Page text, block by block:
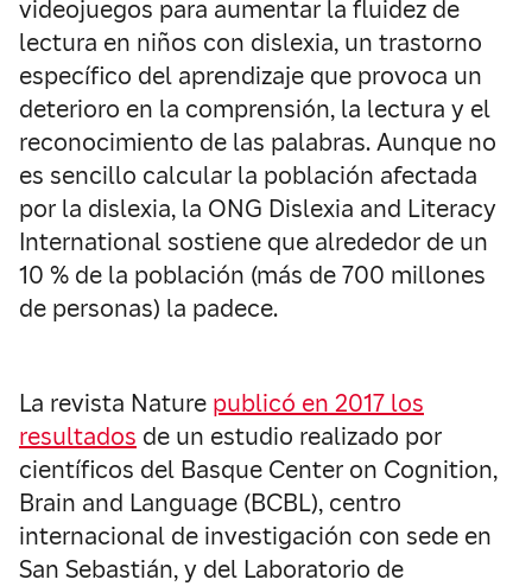
videojuegos para aumentar la fluidez de
lectura en niños con dislexia, un trastorno
específico del aprendizaje que provoca un
deterioro en la comprensión, la lectura y el
reconocimiento de las palabras. Aunque no
es sencillo calcular la población afectada
por la dislexia, la ONG Dislexia and Literacy
International sostiene que alrededor de un
10 % de la población (más de 700 millones
de personas) la padece.
La revista Nature publicó en 2017 los
resultados de un estudio realizado por
científicos del Basque Center on Cognition,
Brain and Language (BCBL), centro
internacional de investigación con sede en
San Sebastián, y del Laboratorio de